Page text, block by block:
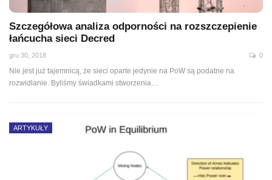
Szczegółowa analiza odporności na rozszczepienie
łańcucha sieci Decred
gru 30, 2018 0
Nie jest już tajemnicą, że sieci oparte jedynie na PoW są podatne na
rozwidlanie. Byliśmy świadkami stworzenia…
ARTYKUŁY